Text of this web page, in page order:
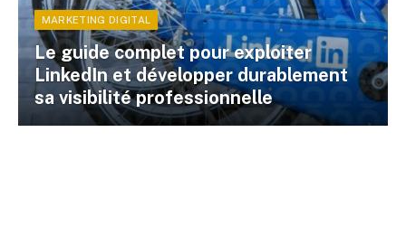
MARKETING DIGITAL
Le guide complet pour exploiter
LinkedIn et développer durablement
sa visibilité professionnelle